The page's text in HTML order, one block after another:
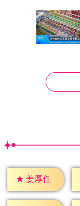
★ 姜厚任